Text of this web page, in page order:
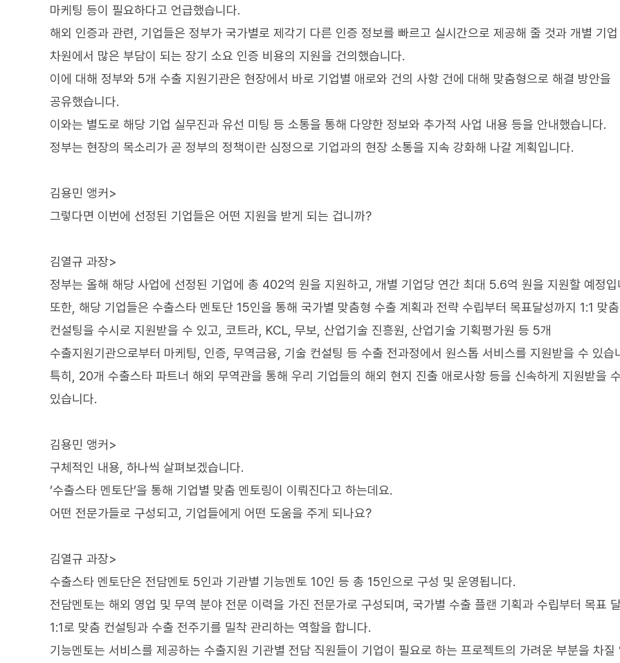
마케팅 등이 필요하다고 언급했습니다.
해외 인증과 관련, 기업들은 정부가 국가별로 제각기 다른 인증 정보를 빠르고 실시간으로 제공해 줄 것과 개별 기업
차원에서 많은 부담이 되는 장기 소요 인증 비용의 지원을 건의했습니다.
이에 대해 정부와 5개 수출 지원기관은 현장에서 바로 기업별 애로와 건의 사항 건에 대해 맞춤형으로 해결 방안을
공유했습니다.
이와는 별도로 해당 기업 실무진과 유선 미팅 등 소통을 통해 다양한 정보와 추가적 사업 내용 등을 안내했습니다.
정부는 현장의 목소리가 곧 정부의 정책이란 심정으로 기업과의 현장 소통을 지속 강화해 나갈 계획입니다.
김용민 앵커>
그렇다면 이번에 선정된 기업들은 어떤 지원을 받게 되는 겁니까?
김열규 과장>
정부는 올해 해당 사업에 선정된 기업에 총 402억 원을 지원하고, 개별 기업당 연간 최대 5.6억 원을 지원할 예정입
또한, 해당 기업들은 수출스타 멘토단 15인을 통해 국가별 맞춤형 수출 계획과 전략 수립부터 목표달성까지 1:1 맞
컨설팅을 수시로 지원받을 수 있고, 코트라, KCL, 무보, 산업기술 진흥원, 산업기술 기획평가원 등 5개
수출지원기관으로부터 마케팅, 인증, 무역금융, 기술 컨설팅 등 수출 전과정에서 원스톱 서비스를 지원받을 수 있습
특히, 20개 수출스타 파트너 해외 무역관을 통해 우리 기업들의 해외 현지 진출 애로사항 등을 신속하게 지원받을
있습니다.
김용민 앵커>
구체적인 내용, 하나씩 살펴보겠습니다.
’수출스타 멘토단’을 통해 기업별 맞춤 멘토링이 이뤄진다고 하는데요.
어떤 전문가들로 구성되고, 기업들에게 어떤 도움을 주게 되나요?
김열규 과장>
수출스타 멘토단은 전담멘토 5인과 기관별 기능멘토 10인 등 총 15인으로 구성 및 운영됩니다.
전담멘토는 해외 영업 및 무역 분야 전문 이력을 가진 전문가로 구성되며, 국가별 수출 플랜 기획과 수립부터 목표
1:1로 맞춤 컨설팅과 수출 전주기를 밀착 관리하는 역할을 합니다.
기능멘토는 서비스를 제공하는 수출지원 기관별 전담 직원들이 기업이 필요로 하는 프로젝트의 가려운 부분을 차질